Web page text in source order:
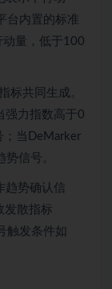
台内置的标准
量，低于100
标共同生成。
强力指数高于0
；当DeMarker
信号。
趋势确认信
发散指标
触发条件如